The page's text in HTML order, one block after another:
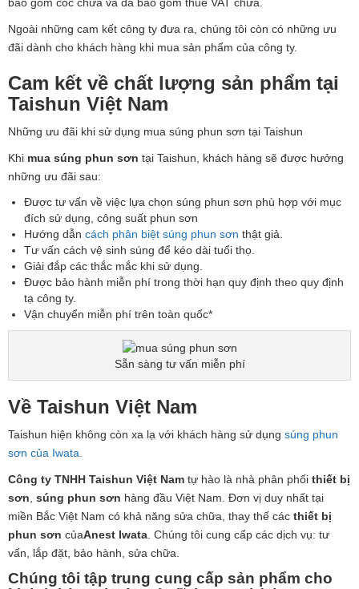
Ngoài những cam kết công ty đưa ra, chúng tôi còn có những ưu
đãi dành cho khách hàng khi mua sản phẩm của công ty.
Cam kết về chất lượng sản phẩm tại
Taishun Việt Nam
Những ưu đãi khi sử dụng mua súng phun sơn tại Taishun
Khi mua súng phun sơn tại Taishun, khách hàng sẽ được hưởng
những ưu đãi sau:
Được tư vấn về việc lựa chọn súng phun sơn phù hợp với mục
đích sử dụng, công suất phun sơn
Hướng dẫn cách phân biệt súng phun sơn thật giả.
Tư vấn cách vệ sinh súng để kéo dài tuổi thọ.
Giải đắp các thắc mắc khi sử dụng.
Được bảo hành miễn phí trong thời hạn quy định theo quy định
tạ công ty.
Vận chuyển miễn phí trên toàn quốc*
Sẵn sàng tư vấn miễn phí
Về Taishun Việt Nam
Taishun hiện không còn xa lạ với khách hàng sử dụng súng phun
sơn của Iwata.
Công ty TNHH Taishun Việt Nam tự hào là nhà phân phối thiết bị
sơn súng phun sơn hàng đầu Việt Nam. Đơn vị duy nhất tại
miền Bắc Việt Nam có khả năng sửa chữa, thay thế các thiết bị
phun sơn củaAnest Iwata . Chúng tôi cung cấp các dịch vụ: tư
vấn, lắp đặt, bảo hành, sửa chữa.
Chúng tôi tập trung cung cấp sản phẩm cho